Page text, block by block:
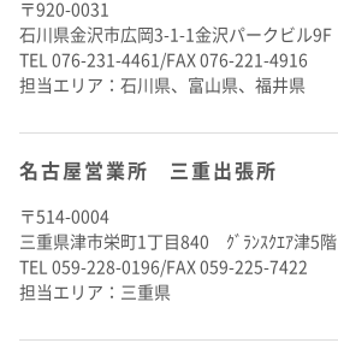
〒920-0031
石川県金沢市広岡3-1-1金沢パークビル9F
TEL 076-231-4461/FAX 076-221-4916
担当エリア：石川県、富山県、福井県
名古屋営業所 三重出張所
〒514-0004
三重県津市栄町1丁目840 ｸﾞﾗﾝｽｸｴｱ津5階
TEL 059-228-0196/FAX 059-225-7422
担当エリア：三重県